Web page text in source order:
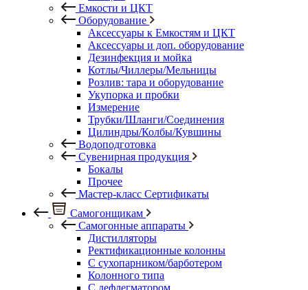
Емкости и ЦКТ
Оборудование
Аксессуары к Емкостям и ЦКТ
Аксессуары и доп. оборудование
Дезинфекция и мойка
Котлы/Чиллеры/Мельницы
Розлив: тара и оборудование
Укупорка и пробки
Измерение
Трубки/Шланги/Соединения
Цилиндры/Колбы/Кувшины
Водоподготовка
Сувенирная продукция
Бокалы
Прочее
Мастер-класс Сертификаты
Самогонщикам
Самогонные аппараты
Дистилляторы
Ректификационные колонны
С сухопарником/барботером
Колонного типа
С дефлегматором